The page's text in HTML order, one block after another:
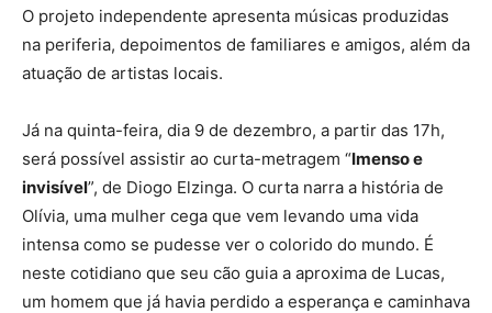
O projeto independente apresenta músicas produzidas
na periferia, depoimentos de familiares e amigos, além da
atuação de artistas locais.
Já na quinta-feira, dia 9 de dezembro, a partir das 17h,
será possível assistir ao curta-metragem “Imenso e
invisível”, de Diogo Elzinga. O curta narra a história de
Olívia, uma mulher cega que vem levando uma vida
intensa como se pudesse ver o colorido do mundo. É
neste cotidiano que seu cão guia a aproxima de Lucas,
um homem que já havia perdido a esperança e caminhava